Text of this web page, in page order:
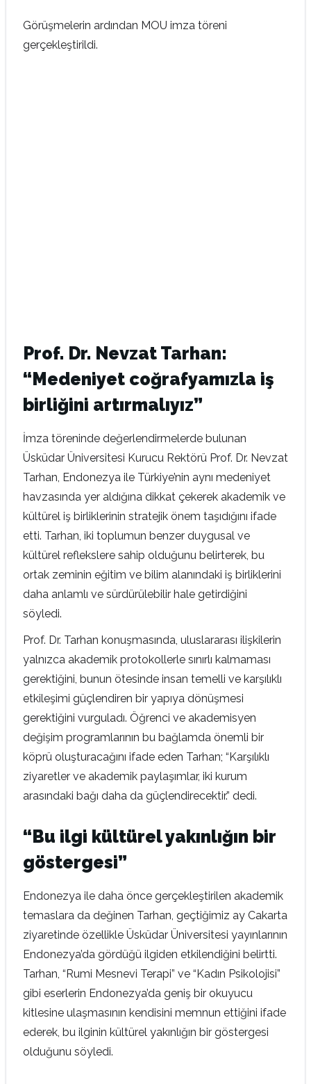
Görüşmelerin ardından MOU imza töreni
gerçekleştirildi.
Prof. Dr. Nevzat Tarhan:
“Medeniyet coğrafyamızla iş
birliğini artırmalıyız”
İmza töreninde değerlendirmelerde bulunan
Üsküdar Üniversitesi Kurucu Rektörü Prof. Dr. Nevzat
Tarhan, Endonezya ile Türkiye’nin aynı medeniyet
havzasında yer aldığına dikkat çekerek akademik ve
kültürel iş birliklerinin stratejik önem taşıdığını ifade
etti. Tarhan, iki toplumun benzer duygusal ve
kültürel reflekslere sahip olduğunu belirterek, bu
ortak zeminin eğitim ve bilim alanındaki iş birliklerini
daha anlamlı ve sürdürülebilir hale getirdiğini
söyledi.
Prof. Dr. Tarhan konuşmasında, uluslararası ilişkilerin
yalnızca akademik protokollerle sınırlı kalmaması
gerektiğini, bunun ötesinde insan temelli ve karşılıklı
etkileşimi güçlendiren bir yapıya dönüşmesi
gerektiğini vurguladı. Öğrenci ve akademisyen
değişim programlarının bu bağlamda önemli bir
köprü oluşturacağını ifade eden Tarhan; “Karşılıklı
ziyaretler ve akademik paylaşımlar, iki kurum
arasındaki bağı daha da güçlendirecektir.” dedi.
“Bu ilgi kültürel yakınlığın bir
göstergesi”
Endonezya ile daha önce gerçekleştirilen akademik
temaslara da değinen Tarhan, geçtiğimiz ay Cakarta
ziyaretinde özellikle Üsküdar Üniversitesi yayınlarının
Endonezya’da gördüğü ilgiden etkilendiğini belirtti.
Tarhan, “Rumi Mesnevi Terapi” ve “Kadın Psikolojisi”
gibi eserlerin Endonezya’da geniş bir okuyucu
kitlesine ulaşmasının kendisini memnun ettiğini ifade
ederek, bu ilginin kültürel yakınlığın bir göstergesi
olduğunu söyledi.